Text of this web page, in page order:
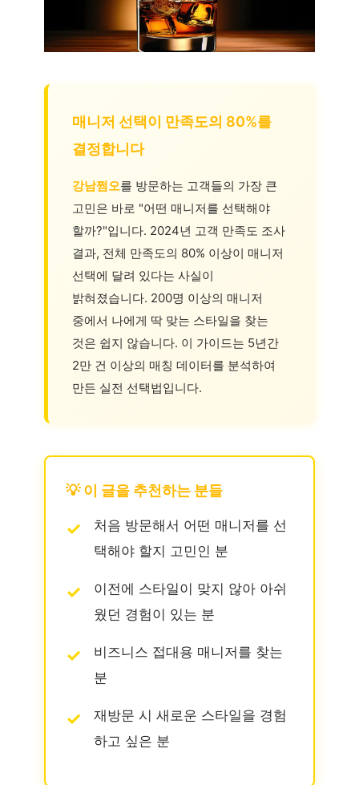
매니저 선택이 만족도의 80%를
결정합니다
강남쩜오를 방문하는 고객들의 가장 큰
고민은 바로 "어떤 매니저를 선택해야
할까?"입니다. 2024년 고객 만족도 조사
결과, 전체 만족도의 80% 이상이 매니저
선택에 달려 있다는 사실이
밝혀졌습니다. 200명 이상의 매니저
중에서 나에게 딱 맞는 스타일을 찾는
것은 쉽지 않습니다. 이 가이드는 5년간
2만 건 이상의 매칭 데이터를 분석하여
만든 실전 선택법입니다.
💡 이 글을 추천하는 분들
처음 방문해서 어떤 매니저를 선
택해야 할지 고민인 분
이전에 스타일이 맞지 않아 아쉬
웠던 경험이 있는 분
비즈니스 접대용 매니저를 찾는
분
재방문 시 새로운 스타일을 경험
하고 싶은 분